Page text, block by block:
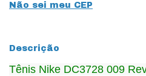
Não sei meu CEP
Descrição
Tênis Nike DC3728 009